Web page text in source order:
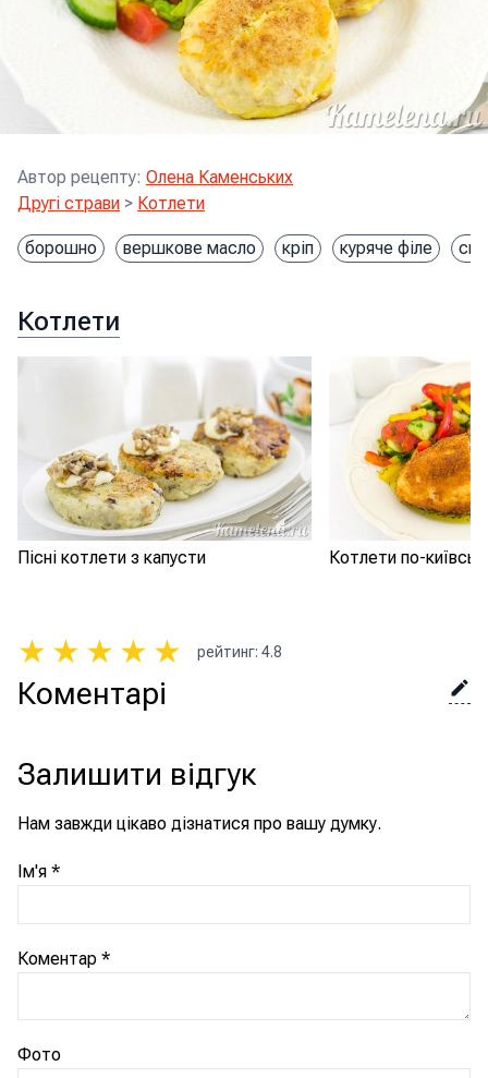
Автор рецепту: Олена Каменських
Другі страви > Котлети
борошно вершкове масло кріп куряче філе сир
Котлети
Пісні котлети з капусти Котлети по-
★ ★ ★ ★ ★ рейтинг: 4.8
Коментарі
Залишити відгук
Нам завжди цікаво дізнатися про вашу думку.
Ім'я *
Коментар *
Фото